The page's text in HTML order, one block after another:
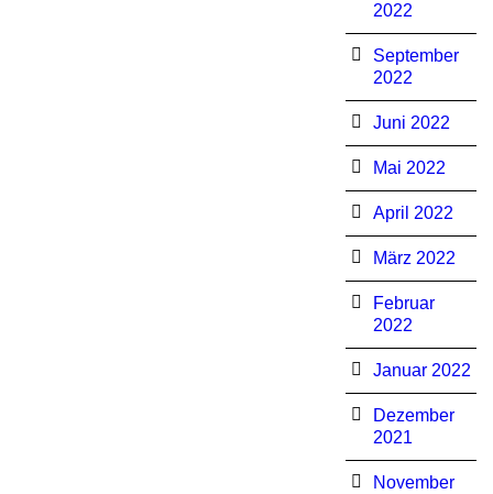
2022
September
2022
Juni 2022
Mai 2022
April 2022
März 2022
Februar
2022
Januar 2022
Dezember
2021
November